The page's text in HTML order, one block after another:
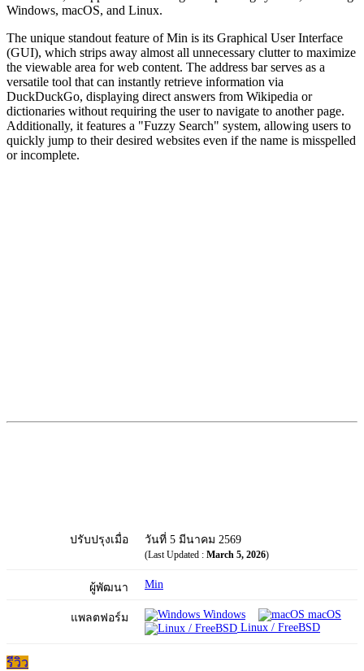
Windows, macOS, and Linux.
The unique standout feature of Min is its Graphical User Interface
(GUI), which strips away almost all unnecessary clutter to maximize
the viewable area for web content. The address bar serves as a
versatile tool that can instantly retrieve information via
DuckDuckGo, displaying direct answers from Wikipedia or
dictionaries without requiring the user to navigate to another page.
Additionally, it features a "Fuzzy Search" system, allowing users to
quickly jump to their desired websites even if the name is misspelled
or incomplete.
ปรับปรุงเมื่อ วันที่ 5 มีนาคม 2569
(Last Updated : March 5, 2026)
ผู้พัฒนา Min
แพลตฟอร์ม Windows
macOS
Linux / FreeBSD
รีวิว